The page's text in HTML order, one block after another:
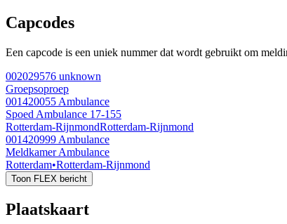
Capcodes
Een capcode is een uniek nummer dat wordt gebruikt om
002029576 unknown
Groepsoproep
001420055 Ambulance
Spoed Ambulance 17-155
Rotterdam-RijnmondRotterdam-Rijnmond
001420999 Ambulance
Meldkamer Ambulance
Rotterdam•Rotterdam-Rijnmond
Toon FLEX bericht
Plaatskaart